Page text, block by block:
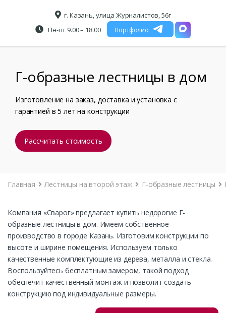
г. Казань, улица Журналистов, 56г
Пн-пт 9.00 – 18.00
Портфолио
Г-образные лестницы в дом
Изготовление на заказ, доставка и установка с
гарантией в 5 лет на конструкции
Рассчитать стоимость
Главная Лестницы на второй этаж Г-образные лестницы
Компания «Сварог» предлагает купить недорогие Г-
образные лестницы в дом. Имеем собственное
производство в городе Казань. Изготовим конструкции по
высоте и ширине помещения. Используем только
качественные комплектующие из дерева, металла и стекла.
Воспользуйтесь бесплатным замером, такой подход
обеспечит качественный монтаж и позволит создать
конструкцию под индивидуальные размеры.